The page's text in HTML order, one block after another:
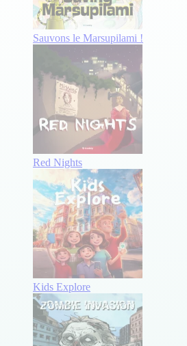
Sauvons le Marsupilami !
Red Nights
Kids Explore